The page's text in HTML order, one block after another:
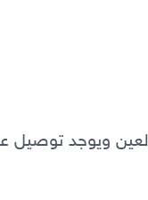
ويوجد